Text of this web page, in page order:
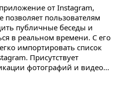
от Instagram,
позволяет пользователям
публичные беседы и
в реальном времени. С его
импортировать список
Присутствует
фотографий и видео...